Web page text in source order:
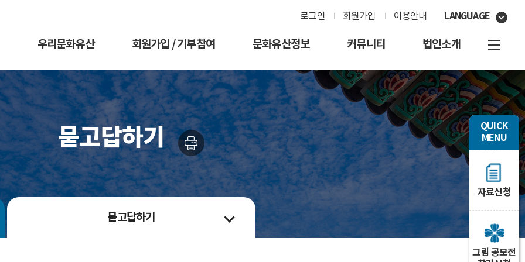
QUICK
MENU
자료신청
그림 공모전
로그인 회원가입 이용안내 LANGUAGE
우리문화유산 회원가입 / 기부참여 문화유산정보 커뮤니티 법인소개
묻고답하기
묻고답하기